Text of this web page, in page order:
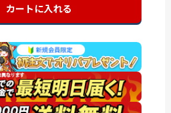
カートに入れる